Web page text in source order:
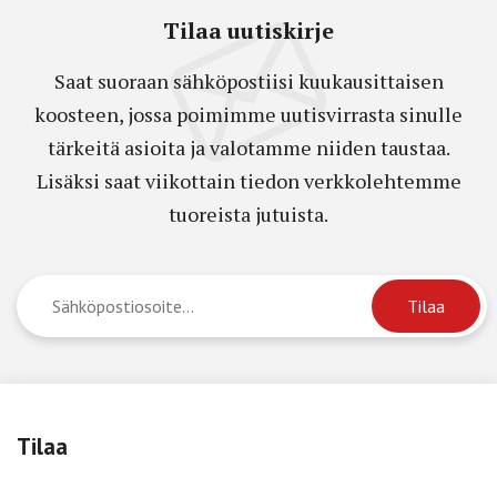
Tilaa uutiskirje
Saat suoraan sähköpostiisi kuukausittaisen
koosteen, jossa poimimme uutisvirrasta sinulle
tärkeitä asioita ja valotamme niiden taustaa.
Lisäksi saat viikottain tiedon verkkolehtemme
tuoreista jutuista.
Tilaa